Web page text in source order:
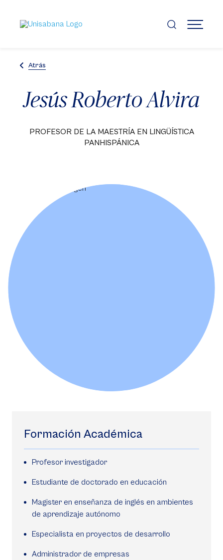
contenido
principal
MENÚ
Atrás
Jesús Roberto Alvira
PROFESOR DE LA MAESTRÍA EN LINGÜÍSTICA
PANHISPÁNICA
Formación Académica
Profesor investigador
Estudiante de doctorado en educación
Magister en enseñanza de inglés en ambientes
de aprendizaje autónomo
Especialista en proyectos de desarrollo
Administrador de empresas